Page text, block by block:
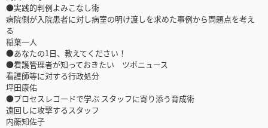
●実践的判例よみこなし術
病院側が入院患者に対し病室の明け渡しを求めた事例から問題点を考え
る
稲葉一人
●あなたの1日、教えてください！
●看護管理者が知っておきたい ツボニュース
看護師等に対する行政処分
坪田康佑
●プロセスレコードで学ぶ スタッフに寄り添う育成術
遠回しに攻撃するスタッフ
内藤知佐子